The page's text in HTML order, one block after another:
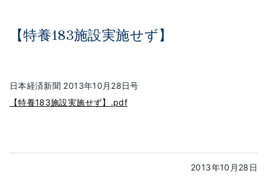
【特養183施設実施せず】
日本経済新聞 2013年10月28日号
【特養183施設実施せず】.pdf
2013年10月28日